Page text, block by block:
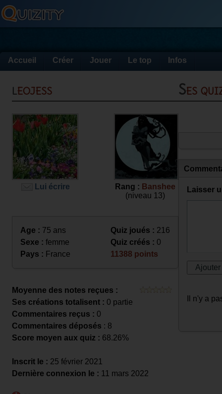
Accueil Créer Jouer Le top Infos
leojess
Lui écrire Rang : Banshee
(niveau 13)
Age : 75 ans
Sexe : femme
Pays : France
Quiz joués : 216
Quiz créés : 0
11388 points
Moyenne des notes reçues :
Ses créations totalisent : 0 partie
Commentaires reçus : 0
Commentaires déposés : 8
Score moyen aux quiz : 68.26%
Inscrit le : 25 février 2021
Dernière connexion le : 11 mars 2022
Ses
Laisser
Il n'y a